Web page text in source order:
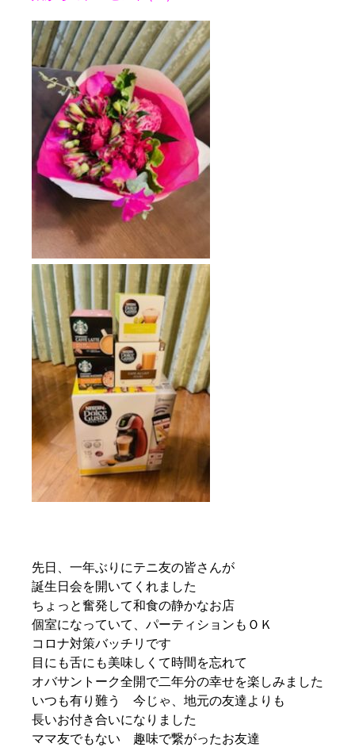
先日、一年ぶりにテニ友の皆さんが
誕生日会を開いてくれました
ちょっと奮発して和食の静かなお店
個室になっていて、パーティションもＯＫ
コロナ対策バッチリです
目にも舌にも美味しくて時間を忘れて
オバサントーク全開で二年分の幸せを楽しみました
いつも有り難う 今じゃ、地元の友達よりも
長いお付き合いになりました
ママ友でもない 趣味で繋がったお友達